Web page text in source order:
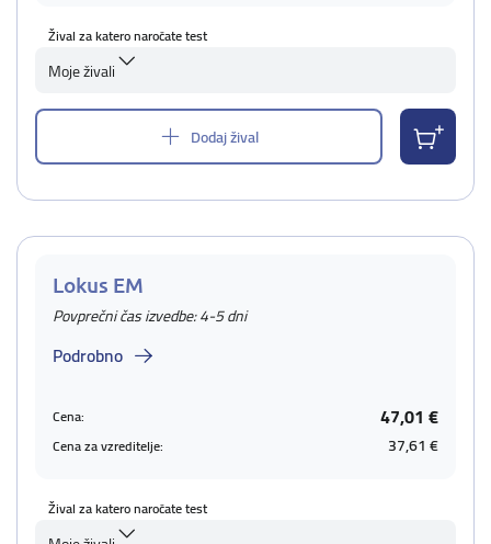
Žival za katero naročate test
Moje živali
Dodaj žival
Lokus EM
Povprečni čas izvedbe: 4-5 dni
Podrobno
Cena: 47,01 €
Cena za vzreditelje: 37,61 €
Žival za katero naročate test